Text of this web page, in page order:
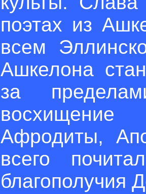
поэтах из
всем
Ашкелона
за
Афродиты,
всего
благополучия